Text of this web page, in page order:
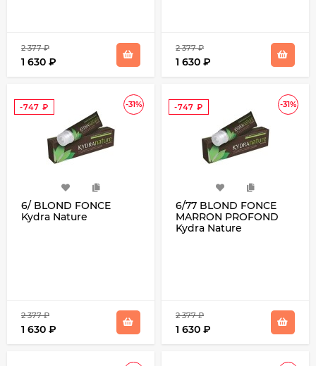
2 377₽
1 630 ₽
2 377₽
1 630 ₽
-31%
-747 ₽
6/ BLOND FONCE
Kydra Nature
2 377₽
1 630 ₽
-31%
-747 ₽
6/77 BLOND FONCE
MARRON PROFOND
Kydra Nature
2 377₽
1 630 ₽